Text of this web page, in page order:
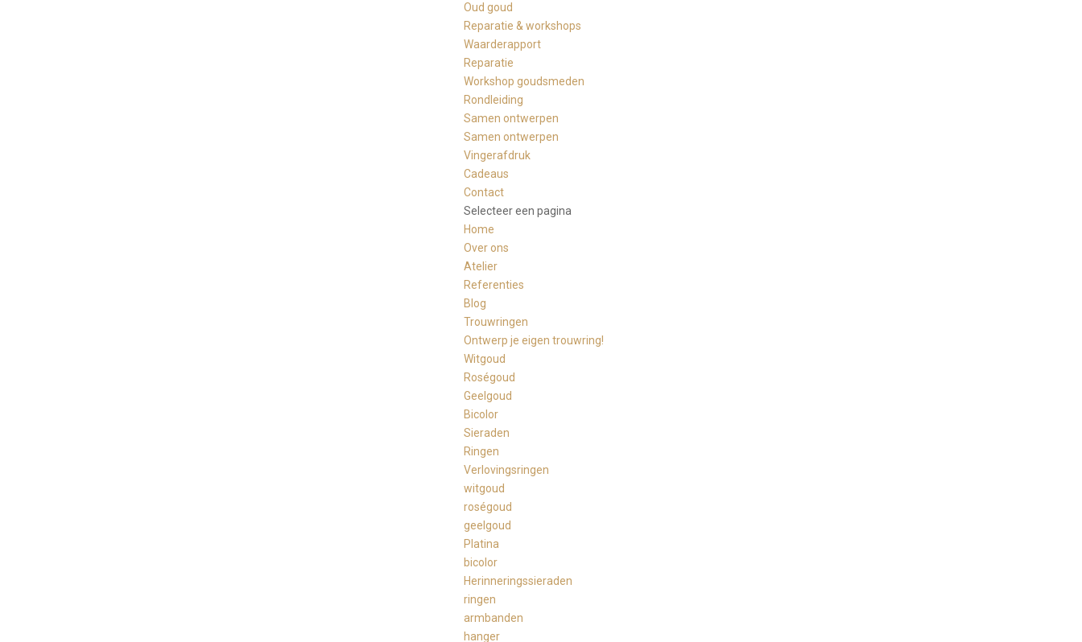
Oud goud
Reparatie & workshops
Waarderapport
Reparatie
Workshop goudsmeden
Rondleiding
Samen ontwerpen
Samen ontwerpen
Vingerafdruk
Cadeaus
Contact
Selecteer een pagina
Home
Over ons
Atelier
Referenties
Blog
Trouwringen
Ontwerp je eigen trouwring!
Witgoud
Roségoud
Geelgoud
Bicolor
Sieraden
Ringen
Verlovingsringen
witgoud
roségoud
geelgoud
Platina
bicolor
Herinneringssieraden
ringen
armbanden
hanger